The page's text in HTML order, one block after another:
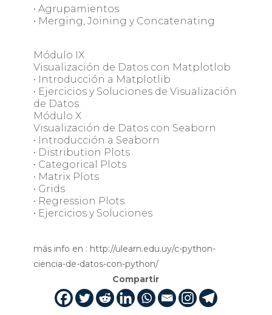
• Agrupamientos
• Merging, Joining y Concatenating
Módulo IX
Visualización de Datos con Matplotlob
• Introducción a Matplotlib
• Ejercicios y Soluciones de Visualización
de Datos
Módulo X
Visualización de Datos con Seaborn
• Introducción a Seaborn
• Distribution Plots
• Categorical Plots
• Matrix Plots
• Grids
• Regression Plots
• Ejercicios y Soluciones
más info en : http://ulearn.edu.uy/c-python-
ciencia-de-datos-con-python/
Compartir